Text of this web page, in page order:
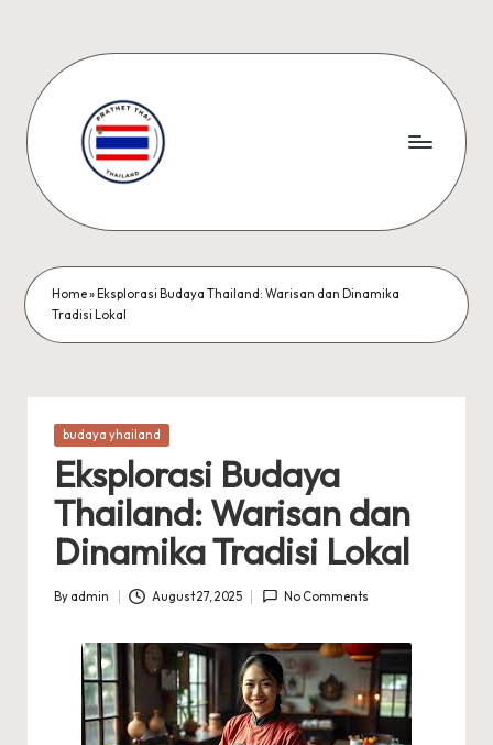
content
I
n
f
o
e
n
t
a
n
g
T
h
a
Home» Eksplorasi Budaya Thailand: Warisan dan Dinamika
Tradisi Lokal
Posted
budaya yhailand
Eksplorasi Budaya
Thailand: Warisan dan
Dinamika Tradisi Lokal
Posted
By admin August 27, 2025 No Comments